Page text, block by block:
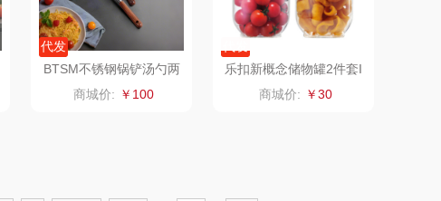
小狗（包销款）
秦唐宋
完美日记 paperblanks
代发
BTSM不锈钢锅铲汤勺两
件套BT-CT02
商城价: ￥100
乐扣新概念储物罐2件套I
NL203S001N
商城价: ￥30